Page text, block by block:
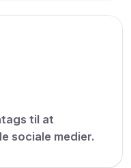
til at
sociale medier.